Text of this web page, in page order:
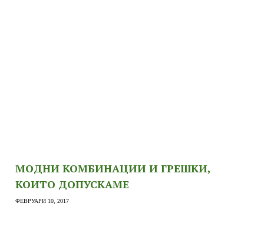
МОДНИ КОМБИНАЦИИ И ГРЕШКИ,
КОИТО ДОПУСКАМЕ
ФЕВРУАРИ 10, 2017